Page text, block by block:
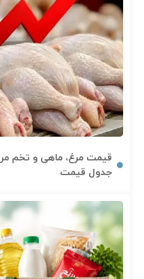
جدول قیمت